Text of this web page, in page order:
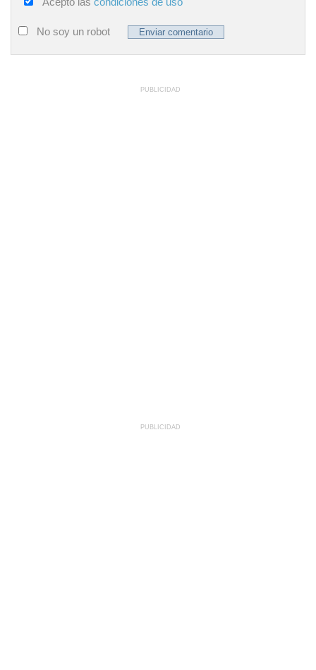
No soy un robot
PUBLICIDAD
PUBLICIDAD